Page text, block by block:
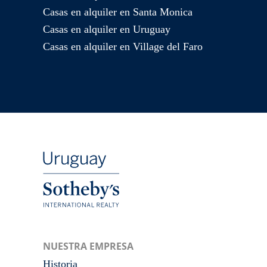
Casas en alquiler en Santa Monica
Casas en alquiler en Uruguay
Casas en alquiler en Village del Faro
NUESTRA EMPRESA
Historia